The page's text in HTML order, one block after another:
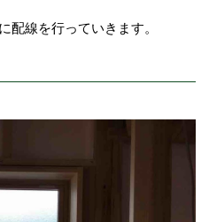
配線を行っていきます。